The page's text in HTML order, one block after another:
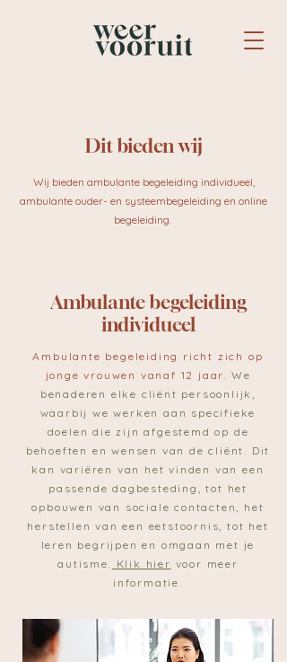
Dit bieden wij
Wij bieden ambulante begeleiding individueel,
ambulante ouder- en systeembegeleiding en online
begeleiding.
Ambulante begeleiding
individueel
Ambulante begeleiding richt zich op
jonge vrouwen vanaf 12 jaar. We
benaderen elke cliënt persoonlijk,
waarbij we werken aan specifieke
doelen die zijn afgestemd op de
behoeften en wensen van de cliënt. Dit
kan variëren van het vinden van een
passende dagbesteding, tot het
opbouwen van sociale contacten, het
herstellen van een eetstoornis, tot het
leren begrijpen en omgaan met je
autisme. Klik hier voor meer
informatie.